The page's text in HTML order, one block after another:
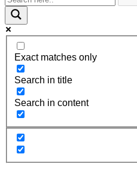
Exact matches only
Search in title
Search in content